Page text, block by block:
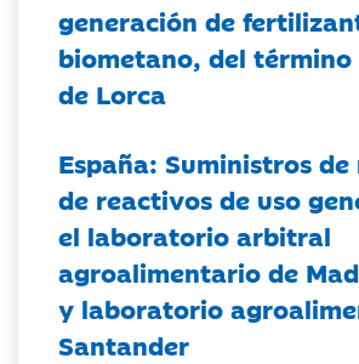
generación de
biometano, del
de Lorca
España: Suministros
de reactivos de uso
el laboratorio arbitral
agroalimentario de
y laboratorio
Santander